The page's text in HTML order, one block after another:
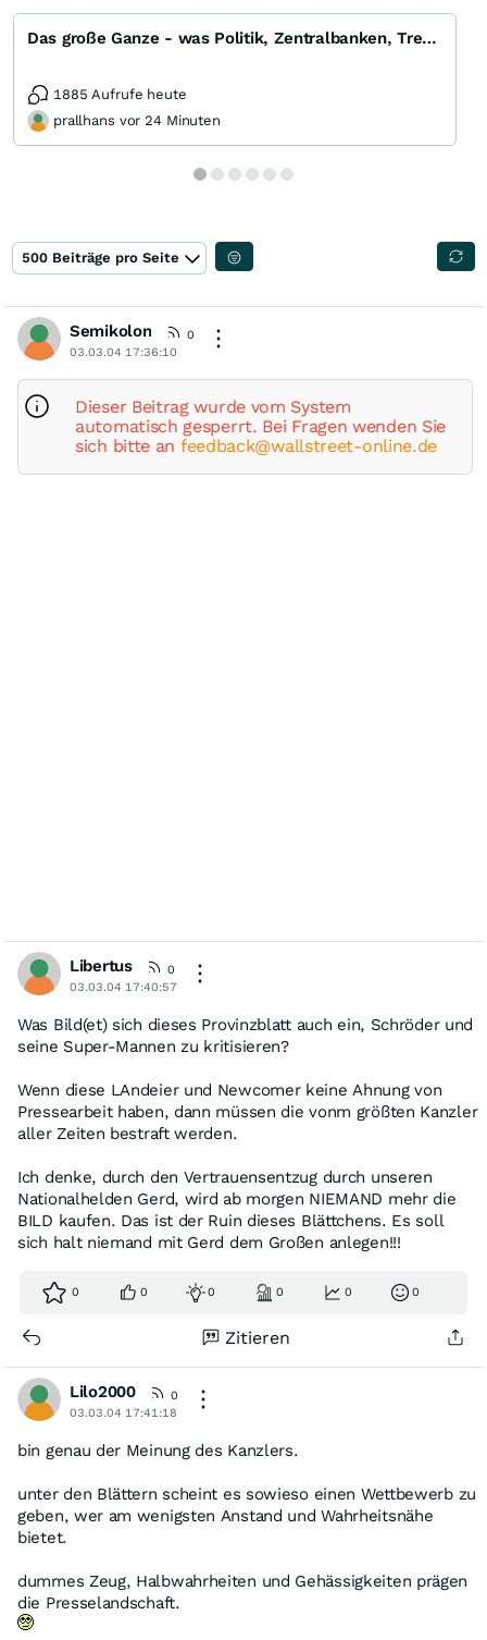
Das große Ganze - was Politik, Zentralbanken, Trends, Medien und Gesellschaft mit Aktien, Rohstoffen
1885 Aufrufe heute
prallhans vor 24 Minuten
500 Beiträge pro Seite
Semikolon
0
03.03.04 17:36:10
Dieser Beitrag wurde vom System
automatisch gesperrt. Bei Fragen wenden Sie
sich bitte an feedback@wallstreet-online.de
Libertus
0
03.03.04 17:40:57
Was Bild(et) sich dieses Provinzblatt auch ein, Schröder und
seine Super-Mannen zu kritisieren?
Wenn diese LAndeier und Newcomer keine Ahnung von
Pressearbeit haben, dann müssen die vonm größten Kanzler
aller Zeiten bestraft werden.
Ich denke, durch den Vertrauensentzug durch unseren
Nationalhelden Gerd, wird ab morgen NIEMAND mehr die
BILD kaufen. Das ist der Ruin dieses Blättchens. Es soll
sich halt niemand mit Gerd dem Großen anlegen!!!
0 0 0 0 0 0
Zitieren
Lilo2000
0
03.03.04 17:41:18
bin genau der Meinung des Kanzlers.
unter den Blättern scheint es sowieso einen Wettbewerb zu
geben, wer am wenigsten Anstand und Wahrheitsnähe
bietet.
dummes Zeug, Halbwahrheiten und Gehässigkeiten prägen
die Presselandschaft.